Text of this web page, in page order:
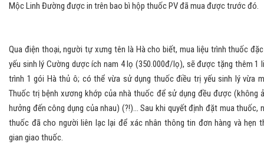
Mộc Linh Đường được in trên bao bì hộp thuốc PV đã mua được trước đó.
Qua điện thoại, người tự xưng tên là Hà cho biết, mua liệu trình thuốc
yếu sinh lý Cường dược ích nam 4 lọ (350.000đ/lọ), sẽ được tặng thêm 1
trình 1 gói Hà thủ ô; có thể vừa sử dụng thuốc điều trị yếu sinh lý vừa
Thuốc trị bệnh xương khớp của nhà thuốc để sử dụng đều được (không
hưởng đến công dụng của nhau) (?!)... Sau khi quyết định đặt mua thuốc,
thuốc đã cho người liên lạc lại để xác nhân thông tin đơn hàng và hẹn
gian giao thuốc.